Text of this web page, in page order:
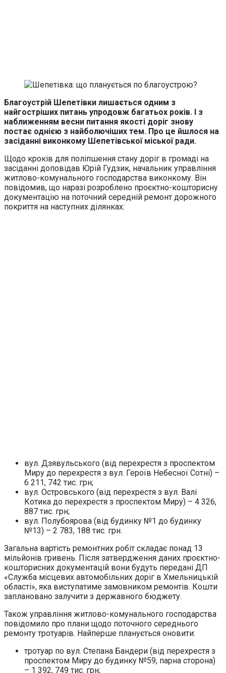
Благоустрій Шепетівки лишається одним з
найгостріших питань упродовж багатьох років. І з
наближенням весни питання якості доріг знову
постає однією з найболючіших тем. Про це йшлося на
засіданні виконкому Шепетівської міської ради.
Щодо кроків для поліпшення стану доріг в громаді на
засіданні доповідав Юрій Гудзик, начальник управління
житлово-комунального господарства виконкому. Він
повідомив, що наразі розроблено проєктно-кошторисну
документацію на поточний середній ремонт дорожного
покриття на наступних ділянках:
вул. Дзявульського (від перехрестя з проспектом
Миру до перехрестя з вул. Героїв Небесної Сотні) –
6 211, 742 тис. грн;
вул. Островського (від перехрестя з вул. Валі
Котика до перехрестя з проспектом Миру) – 4 326,
887 тис. грн;
вул. Полубоярова (від будинку №1 до будинку
№13) – 2 783, 188 тис. грн.
Загальна вартість ремонтних робіт складає понад 13
мільйонів гривень. Після затвердження даних проєктно-
кошторисних документацій вони будуть передані ДП
«Служба місцевих автомобільних доріг в Хмельницькій
області», яка виступатиме замовником ремонтів. Кошти
заплановано залучити з державного бюджету.
Також управління житлово-комунального господарства
повідомило про плани щодо поточного середнього
ремонту тротуарів. Найперше планується оновити:
тротуар по вул. Степана Бандери (від перехрестя з
проспектом Миру до будинку №59, парна сторона)
– 1 392, 749 тис. грн;